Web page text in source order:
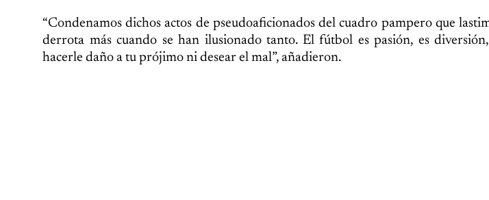
“Condenamos dichos actos de pseudoaficionados del cuadro pampero que
derrota más cuando se han ilusionado tanto. El fútbol es pasión, es
hacerle daño a tu prójimo ni desear el mal”, añadieron.